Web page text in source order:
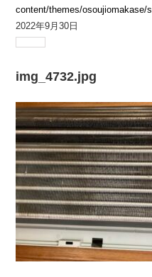
content/themes/osoujiomakase/
2022年9月30日
img_4732.jpg